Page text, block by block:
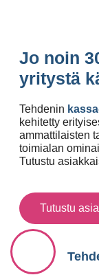
Jo noin
yritystä
Tehdenin
kehitetty
ammattilaisten
toimialan
Tutustu
Tutustu